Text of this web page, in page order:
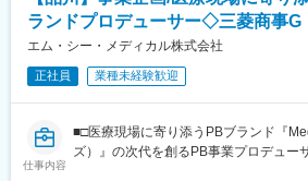
アを誇ります。
◆高い品質と技術力
生産しているものの割合は、実に85%以
・ゼロから自分たちの手で生み出すか
あります。
ランドプロデューサー◇三菱商事G
エム・シー・メディカル株式会社
正社員 業種未経験歓迎
仕事内容
■□医療現場に寄り添うPBブランド『
ズ）』の次代を創るPB事業プロデュー